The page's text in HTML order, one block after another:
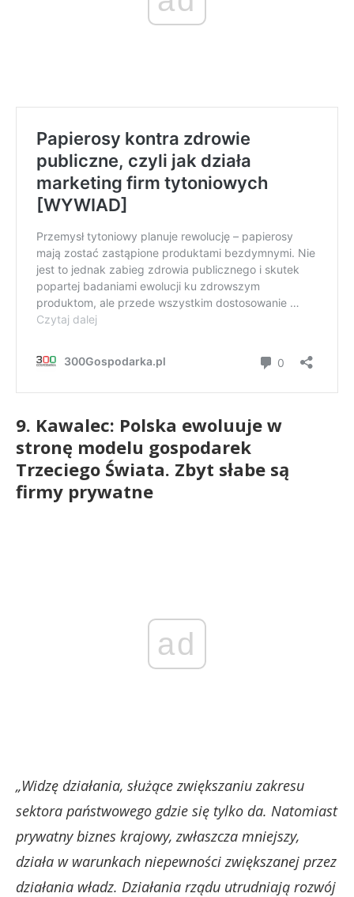
9. Kawalec: Polska ewoluuje w
stronę modelu gospodarek
Trzeciego Świata. Zbyt słabe są
firmy prywatne
ad
„Widzę działania, służące zwiększaniu zakresu
sektora państwowego gdzie się tylko da. Natomiast
prywatny biznes krajowy, zwłaszcza mniejszy,
działa w warunkach niepewności zwiększanej przez
działania władz. Działania rządu utrudniają rozwój